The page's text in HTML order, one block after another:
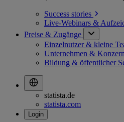
Success stories
Live-Webinars &
Preise & Zugänge
Einzelnutzer & kleine
Unternehmen &
Bildung & öffentlicher
statista.de
statista.com